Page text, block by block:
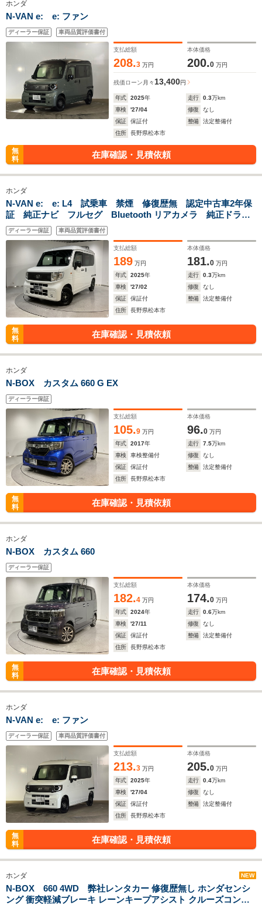
ホンダ
N-VAN e: e: ファン
ディーラー保証 車両品質評価書付
支払総額
208.3 万円
本体価格
200.0 万円
残価ローン 月々 13,400円
年式 2025年 走行 0.3万km
車検
'27/04 修復
なし
保証
保証付 整備
法定整備付
住所
長野県松本市
無
料
在庫確認・見積依頼
ホンダ
N-VAN e: e: L4 試乗車 禁煙 修復歴無 認定中古車2年保
証 純正ナビ フルセグ Bluetooth リアカメラ 純正ドラレ
コ前後 タイプC充電ジャック シートヒータ ブレーキホー
ルド 渋滞追従機能 盗難防止装置
ディーラー保証 車両品質評価書付
支払総額
189 万円
本体価格
181.0 万円
年式
2025年 走行 0.3万km
車検
'27/02 修復
なし
保証
保証付 整備
法定整備付
住所
長野県松本市
無
料
在庫確認・見積依頼
ホンダ
N-BOX カスタム 660 G EX
ディーラー保証
支払総額
105.9 万円
本体価格
96.0 万円
年式
2017年 走行 7.5万km
車検
車検整備付 修復
なし
保証
保証付 整備
法定整備付
住所
長野県松本市
無
料
在庫確認・見積依頼
ホンダ
N-BOX カスタム 660
ディーラー保証
支払総額
182.4 万円
本体価格
174.0 万円
年式
2024年 走行 0.6万km
車検
'27/11 修復
なし
保証
保証付 整備
法定整備付
住所
長野県松本市
無
料
在庫確認・見積依頼
ホンダ
N-VAN e: e: ファン
ディーラー保証 車両品質評価書付
支払総額
213.3 万円
本体価格
205.0 万円
年式
2025年 走行 0.4万km
車検
'27/04 修復
なし
保証
保証付 整備
法定整備付
住所
長野県松本市
無
料
在庫確認・見積依頼
ホンダ NEW
N-BOX 660 4WD 弊社レンタカー 修復歴無し ホンダセンシ
ング 衝突軽減ブレーキ レーンキープアシスト クルーズコント